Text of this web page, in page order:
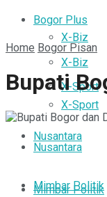
X-Biz
X-Sport
Nusantara
Mimbar Politik
Bogor Plus
X-Biz
X-Sport
Nusantara
Mimbar Politik
Home Bogor Pisan
Bupati